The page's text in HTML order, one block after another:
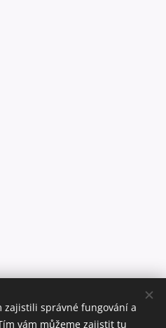
zajistili správné fungování a
vám můžeme zajistit tu